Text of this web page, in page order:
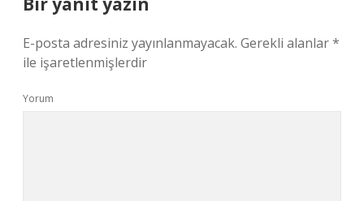
E-posta adresiniz yayınlanmayacak. Gerekli alanlar*
ile işaretlenmişlerdir
Yorum